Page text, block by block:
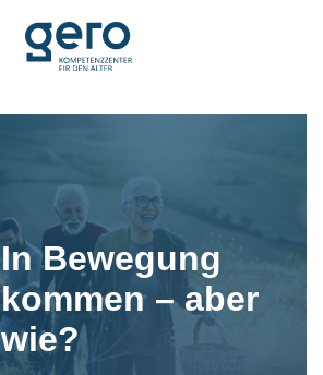
In Bewegung
kommen – aber
wie?